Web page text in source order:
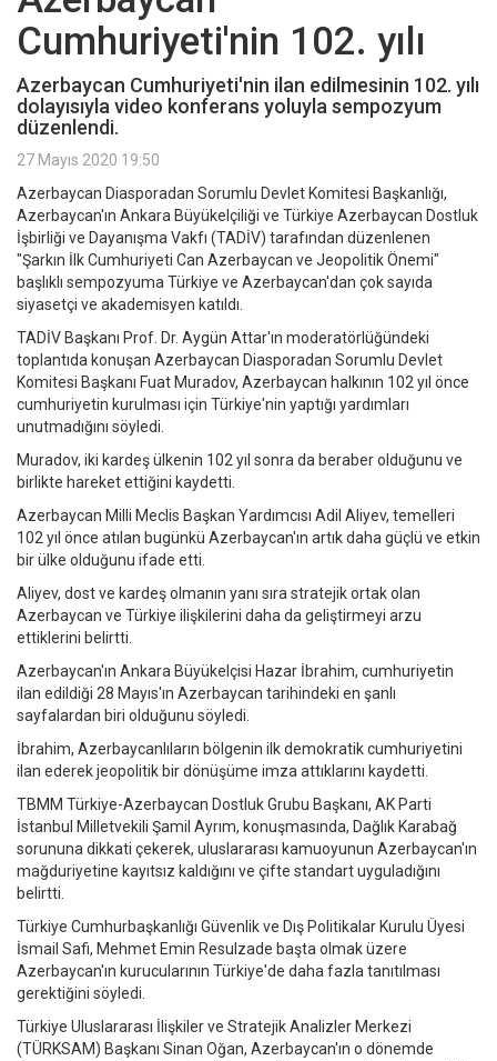
Cumhuriyeti'nin 102. yılı
Azerbaycan Cumhuriyeti'nin ilan edilmesinin 102. yılı
dolayısıyla video konferans yoluyla sempozyum
düzenlendi.
27 Mayıs 2020 19:50
Azerbaycan Diasporadan Sorumlu Devlet Komitesi Başkanlığı,
Azerbaycan'ın Ankara Büyükelçiliği ve Türkiye Azerbaycan Dostluk
İşbirliği ve Dayanışma Vakfı (TADİV) tarafından düzenlenen
"Şarkın İlk Cumhuriyeti Can Azerbaycan ve Jeopolitik Önemi"
başlıklı sempozyuma Türkiye ve Azerbaycan'dan çok sayıda
siyasetçi ve akademisyen katıldı.
TADİV Başkanı Prof. Dr. Aygün Attar'ın moderatörlüğündeki
toplantıda konuşan Azerbaycan Diasporadan Sorumlu Devlet
Komitesi Başkanı Fuat Muradov, Azerbaycan halkının 102 yıl önce
cumhuriyetin kurulması için Türkiye'nin yaptığı yardımları
unutmadığını söyledi.
Muradov, iki kardeş ülkenin 102 yıl sonra da beraber olduğunu ve
birlikte hareket ettiğini kaydetti.
Azerbaycan Milli Meclis Başkan Yardımcısı Adil Aliyev, temelleri
102 yıl önce atılan bugünkü Azerbaycan'ın artık daha güçlü ve etkin
bir ülke olduğunu ifade etti.
Aliyev, dost ve kardeş olmanın yanı sıra stratejik ortak olan
Azerbaycan ve Türkiye ilişkilerini daha da geliştirmeyi arzu
ettiklerini belirtti.
Azerbaycan'ın Ankara Büyükelçisi Hazar İbrahim, cumhuriyetin
ilan edildiği 28 Mayıs'ın Azerbaycan tarihindeki en şanlı
sayfalardan biri olduğunu söyledi.
İbrahim, Azerbaycanlıların bölgenin ilk demokratik cumhuriyetini
ilan ederek jeopolitik bir dönüşüme imza attıklarını kaydetti.
TBMM Türkiye-Azerbaycan Dostluk Grubu Başkanı, AK Parti
İstanbul Milletvekili Şamil Ayrım, konuşmasında, Dağlık Karabağ
sorununa dikkati çekerek, uluslararası kamuoyunun Azerbaycan'ın
mağduriyetine kayıtsız kaldığını ve çifte standart uyguladığını
belirtti.
Türkiye Cumhurbaşkanlığı Güvenlik ve Dış Politikalar Kurulu Üyesi
İsmail Safi, Mehmet Emin Resulzade başta olmak üzere
Azerbaycan'ın kurucularının Türkiye'de daha fazla tanıtılması
gerektiğini söyledi.
Türkiye Uluslararası İlişkiler ve Stratejik Analizler Merkezi
(TÜRKSAM) Başkanı Sinan Oğan, Azerbaycan'ın o dönemde